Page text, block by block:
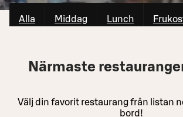
Alla Middag Lunch
Närmaste
Välj din favorit restaurang från listan
bord!